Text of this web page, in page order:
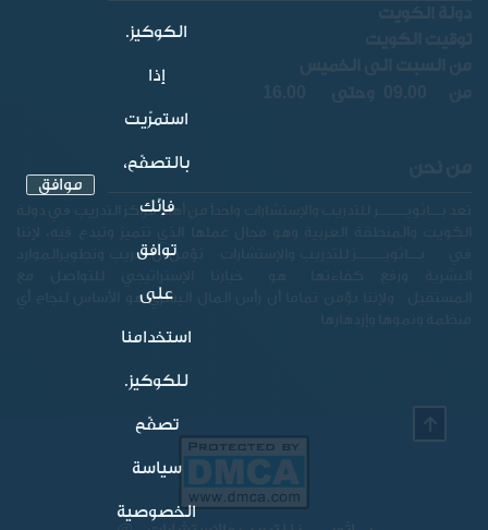
تعد بــاثويـــــز للتدريب والإستشارات واحداً من أهم مراكز التدريب في دولة
نؤمن ان تدريب وتطويرالموارد
المستقبل ولإننا نؤمن تماما أن رأس المال البشري هو الأساس لنجاح أي
الكوكيز.
إذا
استمرّيت
بالتصفّح،
فإنّك
توافق
على
استخدامنا
للكوكيز.
تصفّح
سياسة
الخصوصية
موافق